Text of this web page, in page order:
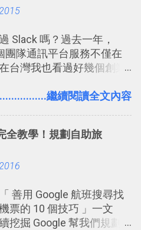
Slack 嗎？過去一年，
團隊通訊平台服務不僅在
台灣我也看過好幾個創業
有什麼魅力？它是不是
專案合作中使用了 Slack
趣 」： Slack 裡擁有跟
送有趣影音圖文的功能。
：但是 Slack 的頻道、群
間的聊天，不會干擾工作
繼續閱讀全文內容
全教學！規劃自助旅
善用 Google 航班搜尋找
票的 10 個技巧 」一文
挖掘 Google 幫我們規劃